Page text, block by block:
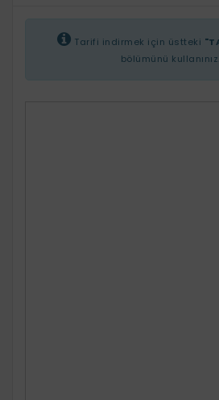
Tarifi indirmek için üstteki
bölümünü